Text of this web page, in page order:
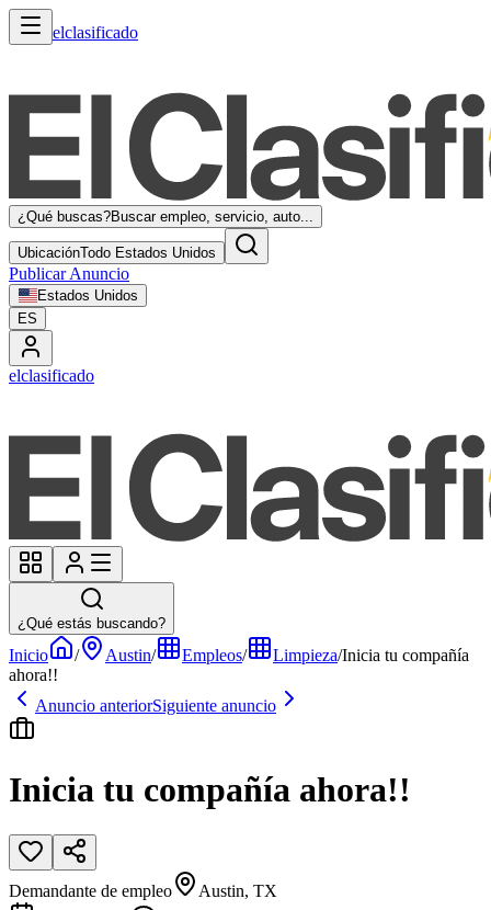
elclasificado
¿Qué buscas?Buscar empleo, servicio, auto...
UbicaciónTodo Estados Unidos
Publicar Anuncio
Estados Unidos
ES
elclasificado
¿Qué estás buscando?
Inicio / Austin/ Empleos/ Limpieza/Inicia tu compañía
ahora!!
Anuncio anteriorSiguiente anuncio
Inicia tu compañía ahora!!
Demandante de empleo
Austin, TX